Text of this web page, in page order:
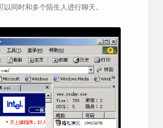
以同时和多个陌生人进行聊天。